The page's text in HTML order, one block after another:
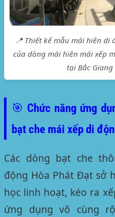
📍 Thiết kế mẫu mái hiên di
của dòng mái hiên mái xếp
tại Bắc
🎯 Chức năng ứng
bạt che mái xếp di
Các dòng bạt che
động Hòa Phát Đạt sở
học linh hoạt, kéo ra
ứng dụng vô cùng